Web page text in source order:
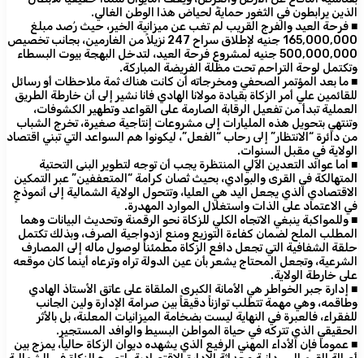
الذين يرابطون في الثغور حمايةً لحياض هذا الوطن الغالي.
​■ فرحة العيد والفرج القريب لم تغب عن ميزانية الخير، حيث رُصد مبلغ
165,000,000 جنيه لإطلاق سراح 247 نزيلاً من الغارمين، بجانب تخصيص
500,000,000 جنيه لمشروع فرحة العيد، لتدخل البهجة بيوت البسطاء
وتكتمل لوحة التراحم تحت مظلة الفريضة المباركة.
​■ ما بعد المؤتمر الصحفي ومخرجاته أن كانت هناك ثمة ملاحظات أو رسائل
للقائمين علي أمر الزكاة بقيادة مولانا الهادي فانا نشير إلى أن خارطة الطريق
العملية تبدأ من تفعيل الرقابة الصارمة على القواعد وتطهير الكشوفات،
وتنتهي بتحويل هذه المليارات إلى مشروعات إنتاجية صغيرة، تخرج الشباب
من دائرة “الانتظار” إلى رحاب “الفعل”، ليكونوا هم السواعد التي تبني اقتصاد
الولاية في مقبل السنوات.
​■ اما عوائد التعدين الآلي المنتظرة يجب أن توجه لتطوير البنى التحتية
المتهالكة في القرى والبوادي، بحيث تُصان كرامة “المتعففين” عبر التمكين
الاقتصادي الذي يجعل اليد هي العليا، وتتحول الولاية الشمالية إلى أنموذجٍ
في الاعتماد على الذات واستغلال الموارد المهدرة.
​■ وللمواكبة ينبغي الاتجاه الكلي للزكاة نحو الرقمنة وتحديث البيانات وهما
المطلب الملح لضمان كفاءة التوزيع ومنع ازدواجية الصرف، وبذلك تكتمل
حلقة الشفافية التي تجعل دافع الزكاة مطمئناً لوصول ماله إلى المصارف
الشرعية، وتجعل المحتاج يشعر بأن عين الدولة تراه وترعاه أينما كان موقعه
على خارطة الولاية.
​■ إدارة جبر الخواطر هي الأمانة الكبرى الملقاة على عاتق الأستاذ الهادي
وطاقمه، وهي مهمة تتطلب توازناً دقيقاً بين صرامة الإدارة ولين الجانب
للفقراء، فالعبرة في النهاية ليست بضخامة الميزانيات المعلنة، بل بالأثر
الحقيقي الذي تتركه في حياة المواطن البسيط والوافد المستجير.
​■ عموما فإن الأداء المهني الرفيع الذي يشهده ديوان الزكاة حالياً، يمزج بين